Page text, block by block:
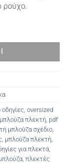
ρούχο.
, oversized
πλεκτή pdf
μπλούζα σχέδιο
μπλούζα πλεκτή
για πλεκτά,
, πλεκτές